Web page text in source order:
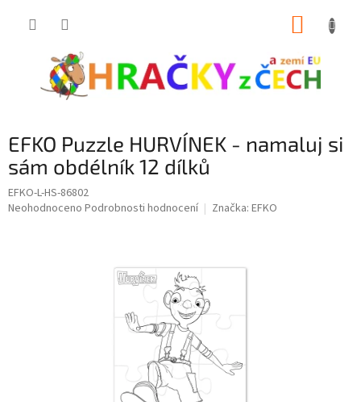
EFKO Puzzle HURVÍNEK - namaluj si
sám obdélník 12 dílků
EFKO-L-HS-86802
Průměrné
Neohodnoceno Podrobnosti hodnocení Značka: EFKO